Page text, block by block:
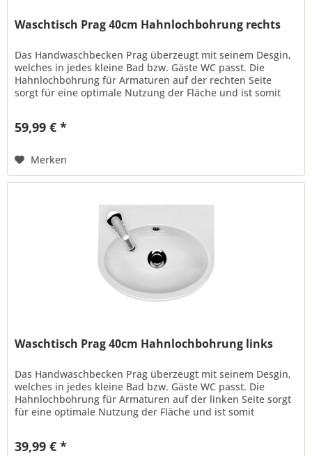
Waschtisch Prag 40cm Hahnlochbohrung rechts
Das Handwaschbecken Prag überzeugt mit seinem Desgin,
welches in jedes kleine Bad bzw. Gäste WC passt. Die
Hahnlochbohrung für Armaturen auf der rechten Seite
sorgt für eine optimale Nutzung der Fläche und ist somit
59,99 € *
Merken
Waschtisch Prag 40cm Hahnlochbohrung links
Das Handwaschbecken Prag überzeugt mit seinem Desgin,
welches in jedes kleine Bad bzw. Gäste WC passt. Die
Hahnlochbohrung für Armaturen auf der linken Seite sorgt
für eine optimale Nutzung der Fläche und ist somit
39,99 € *